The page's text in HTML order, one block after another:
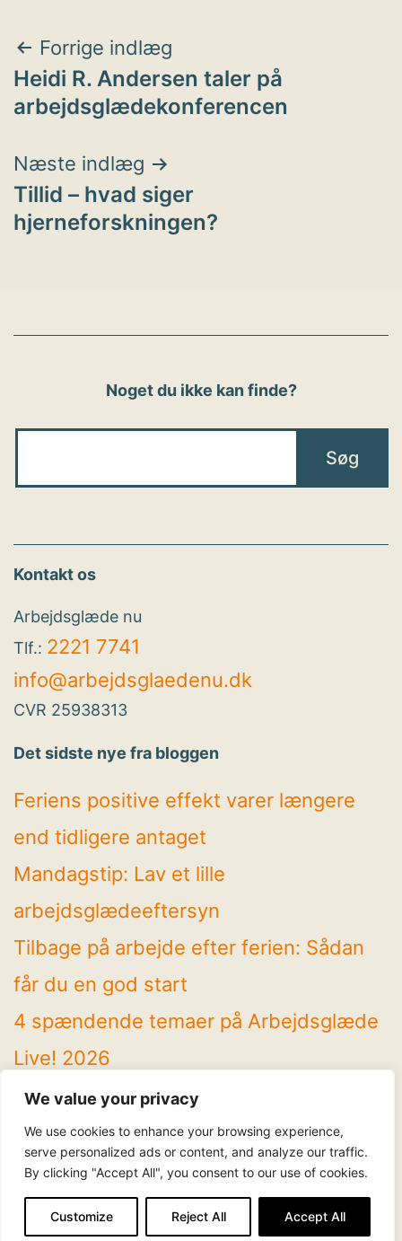
We value your privacy
We use cookies to enhance your browsing experience,
serve personalized ads or content, and analyze our traffic.
By clicking "Accept All", you consent to our use of cookies.
Customize Reject All Accept All
Indlægsnavigation
Forrige indlæg
Heidi R. Andersen taler på
arbejdsglædekonferencen
Næste indlæg
Tillid – hvad siger
hjerneforskningen?
Noget du ikke kan finde?
Kontakt os
Arbejdsglæde nu
Tlf.: 2221 7741
info@arbejdsglaedenu.dk
CVR 25938313
Det sidste nye fra bloggen
Feriens positive effekt varer længere
end tidligere antaget
Mandagstip: Lav et lille
arbejdsglædeeftersyn
Tilbage på arbejde efter ferien: Sådan
får du en god start
4 spændende temaer på Arbejdsglæde
Live! 2026
Mandagstip: Brug sommeren til at rydde
op
Følg os
LinkedIn
Facebook
Instagram
YouTube